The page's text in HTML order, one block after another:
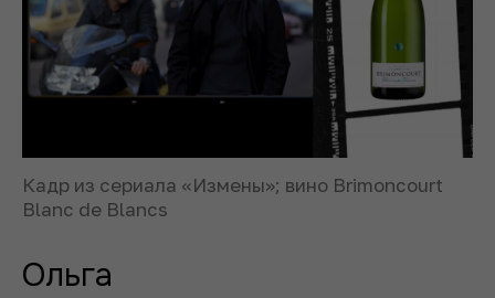
Кадр из сериала «Измены»; вино Brimoncourt
Blanc de Blancs
Ольга